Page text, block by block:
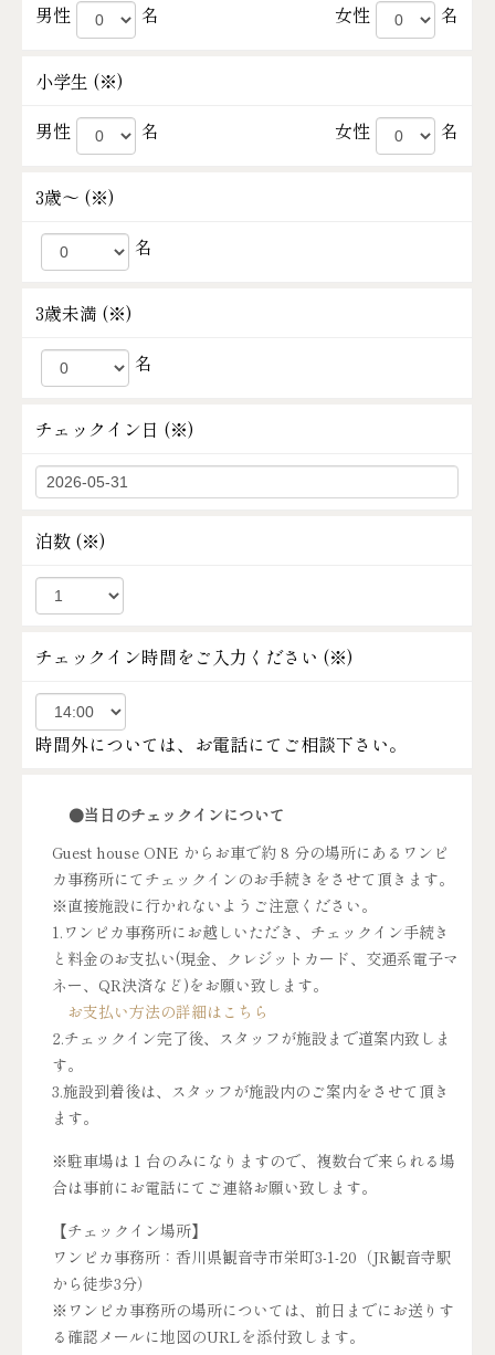
男性
名 女性 名
小学生 (※)
男性
名 女性 名
3歳～ (※)
名
3歳未満 (※)
名
チェックイン日 (※)
泊数 (※)
チェックイン時間をご入力ください (※)
時間外については、お電話にてご相談下さい。
●当日のチェックインについて
Guest house ONE からお車で約 8 分の場所にあるワンピ
カ事務所にてチェックインのお手続きをさせて頂きます。
※直接施設に行かれないようご注意ください。
1.ワンピカ事務所にお越しいただき、チェックイン手続き
と料金のお支払い(現金、クレジットカード、交通系電子マ
ネー、QR決済など)をお願い致します。
お支払い方法の詳細はこちら
2.チェックイン完了後、スタッフが施設まで道案内致しま
す。
3.施設到着後は、スタッフが施設内のご案内をさせて頂き
ます。
※駐車場は 1 台のみになりますので、複数台で来られる場
合は事前にお電話にてご連絡お願い致します。
【チェックイン場所】
ワンピカ事務所：香川県観音寺市栄町3-1-20（JR観音寺駅
から徒歩3分）
※ワンピカ事務所の場所については、前日までにお送りす
る確認メールに地図のURLを添付致します。